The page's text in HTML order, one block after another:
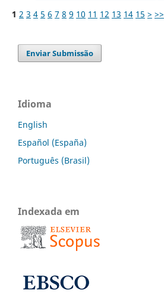
1 2 3 4 5 6 7 8 9 10 11 12 13 14 15 > >>
Enviar Submissão
Idioma
English
Español (España)
Português (Brasil)
Indexada em